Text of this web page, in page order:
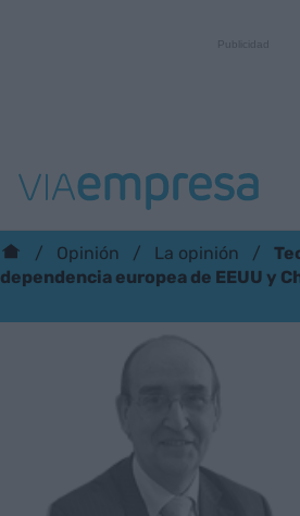
Opinión La opinión
dependencia europea de EEUU y